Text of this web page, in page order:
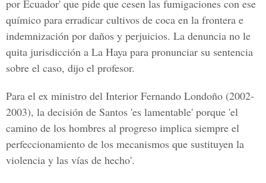
por Ecuador' que pide que cesen las fumigaciones con ese
químico para erradicar cultivos de coca en la frontera e
indemnización por daños y perjuicios. La denuncia no le
quita jurisdicción a La Haya para pronunciar su sentencia
sobre el caso, dijo el profesor.
Para el ex ministro del Interior Fernando Londoño (2002-
2003), la decisión de Santos 'es lamentable' porque 'el
camino de los hombres al progreso implica siempre el
perfeccionamiento de los mecanismos que sustituyen la
violencia y las vías de hecho'.